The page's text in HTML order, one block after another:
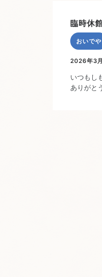
臨時休
おいでや
2026年3
いつもし
ありがと